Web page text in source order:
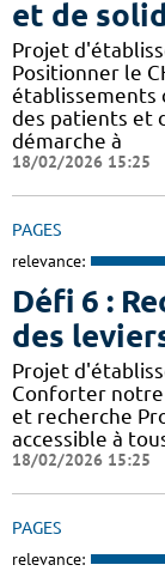
et de
Projet
Positionner le
établissements
des patients et
démarche à
18/02/2026 15:25
PAGES
relevance:
Défi 6 :
des
Projet
Conforter notre
et recherche
accessible à
18/02/2026 15:25
PAGES
relevance: